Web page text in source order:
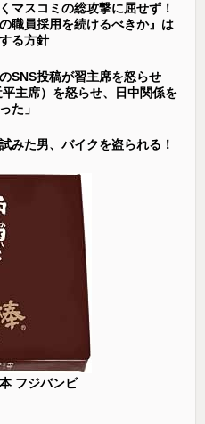
マスコミの総攻撃に屈せず！
職員採用を続けるべきか』は
る方針
SNS投稿が習主席を怒らせ
主席）を怒らせ、日中関係を
た」
みた男、バイクを盗られる！
フジバンビ